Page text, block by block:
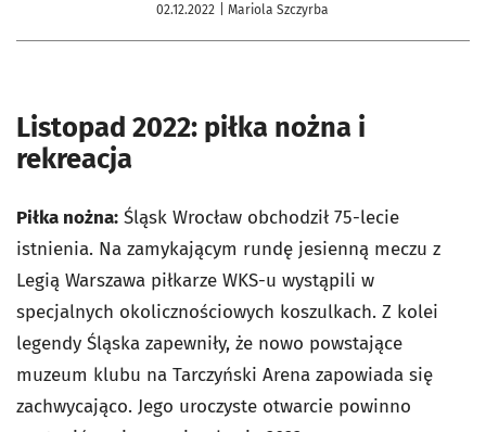
02.12.2022 | Mariola Szczyrba
Listopad 2022: piłka nożna i
rekreacja
Piłka nożna: Śląsk Wrocław obchodził 75-lecie
istnienia. Na zamykającym rundę jesienną meczu z
Legią Warszawa piłkarze WKS-u wystąpili w
specjalnych okolicznościowych koszulkach. Z kolei
legendy Śląska zapewniły, że nowo powstające
muzeum klubu na Tarczyński Arena zapowiada się
zachwycająco. Jego uroczyste otwarcie powinno